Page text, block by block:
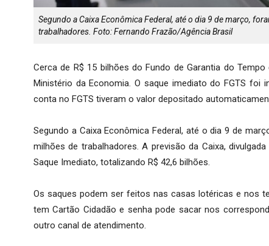
Segundo a Caixa Econômica Federal, até o dia 9 de março,
trabalhadores. Foto: Fernando Frazão/Agência Brasil
Cerca de R$ 15 bilhões do Fundo de Garantia do
Ministério da Economia. O saque imediato do FGTS
conta no FGTS tiveram o valor depositado
Segundo a Caixa Econômica Federal, até o dia 9 de
milhões de trabalhadores. A previsão da Caixa,
Saque Imediato, totalizando R$ 42,6 bilhões.
Os saques podem ser feitos nas casas lotéricas e nos
tem Cartão Cidadão e senha pode sacar nos
outro canal de atendimento.